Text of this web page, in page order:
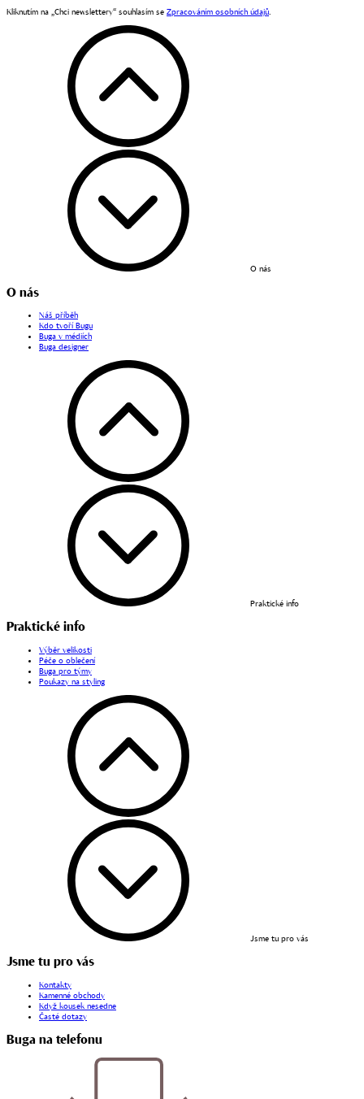
Kliknutím na „Chci newslettery“ souhlasím se Zpracováním osobních údajů.
O nás
O nás
Náš příběh
Kdo tvoří Bugu
Buga v médiích
Buga designer
Praktické info
Praktické info
Výběr velikosti
Péče o oblečení
Buga pro týmy
Poukazy na styling
Jsme tu pro vás
Jsme tu pro vás
Kontakty
Kamenné obchody
Když kousek nesedne
Časté dotazy
Buga na telefonu